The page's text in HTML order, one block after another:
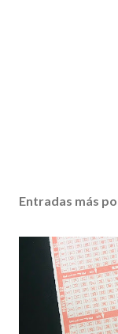
Entradas más